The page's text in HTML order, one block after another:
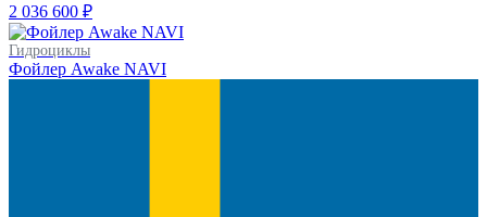
2 036 600 ₽
Гидроциклы
Фойлер Awake NAVI